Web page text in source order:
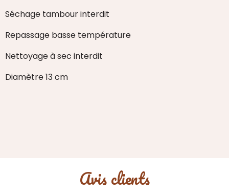
Séchage tambour interdit
Repassage basse température
Nettoyage à sec interdit
Diamètre 13 cm
Avis clients